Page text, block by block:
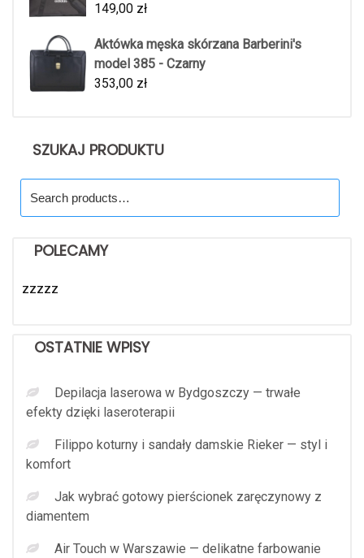
149,00 zł
Aktówka męska skórzana Barberini's
model 385 - Czarny
353,00 zł
SZUKAJ PRODUKTU
for:
POLECAMY
zzzzz
OSTATNIE WPISY
Depilacja laserowa w Bydgoszczy — trwałe
efekty dzięki laseroterapii
Filippo koturny i sandały damskie Rieker — styl i
komfort
Jak wybrać gotowy pierścionek zaręczynowy z
diamentem
Air Touch w Warszawie — delikatne farbowanie